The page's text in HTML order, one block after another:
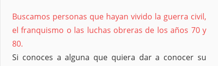
Buscamos personas que hayan vivido la guerra civil,
el franquismo o las luchas obreras de los años 70 y
80.
Si conoces a alguna que quiera dar a conocer su